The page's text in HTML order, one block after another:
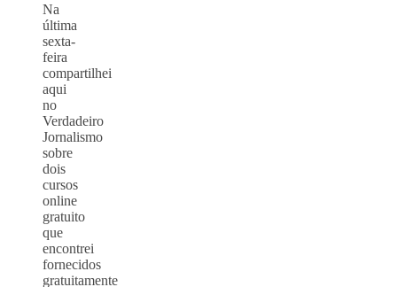
Na
última
sexta-
feira
compartilhei
aqui
no
Verdadeiro
Jornalismo
sobre
dois
cursos
online
gratuito
que
encontrei
fornecidos
gratuitamente